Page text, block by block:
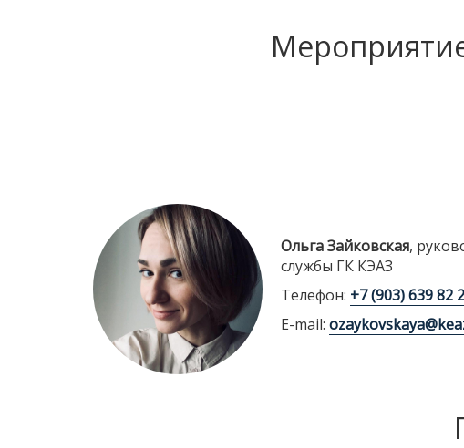
Ольга Зайковская,
службы ГК КЭАЗ
Телефон: +7 (903) 639 82
E-mail: